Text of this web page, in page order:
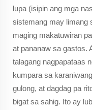
lupa (isipin ang mga
sistemang may limang
maging makatuwiran
at pananaw sa gastos.
talagang nagpapataas
kumpara sa
gulong, at dagdag pa
bigat sa sahig. Ito ay